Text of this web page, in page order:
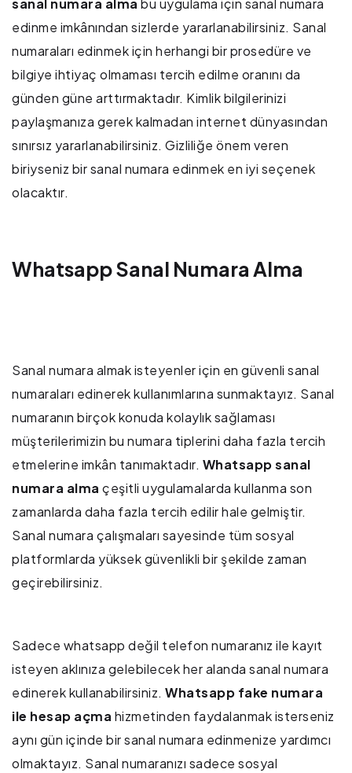
sanal numara alma bu uygulama için sanal numara
edinme imkânından sizlerde yararlanabilirsiniz. Sanal
numaraları edinmek için herhangi bir prosedüre ve
bilgiye ihtiyaç olmaması tercih edilme oranını da
günden güne arttırmaktadır. Kimlik bilgilerinizi
paylaşmanıza gerek kalmadan internet dünyasından
sınırsız yararlanabilirsiniz. Gizliliğe önem veren
biriyseniz bir sanal numara edinmek en iyi seçenek
olacaktır.
Whatsapp Sanal Numara Alma
Sanal numara almak isteyenler için en güvenli sanal
numaraları edinerek kullanımlarına sunmaktayız. Sanal
numaranın birçok konuda kolaylık sağlaması
müşterilerimizin bu numara tiplerini daha fazla tercih
etmelerine imkân tanımaktadır. Whatsapp sanal
numara alma çeşitli uygulamalarda kullanma son
zamanlarda daha fazla tercih edilir hale gelmiştir.
Sanal numara çalışmaları sayesinde tüm sosyal
platformlarda yüksek güvenlikli bir şekilde zaman
geçirebilirsiniz.
Sadece whatsapp değil telefon numaranız ile kayıt
isteyen aklınıza gelebilecek her alanda sanal numara
edinerek kullanabilirsiniz. Whatsapp fake numara
ile hesap açma hizmetinden faydalanmak isterseniz
aynı gün içinde bir sanal numara edinmenize yardımcı
olmaktayız. Sanal numaranızı sadece sosyal